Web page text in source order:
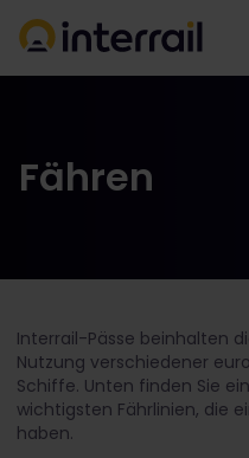
Fähren
Interrail-Pässe beinhalten
Nutzung verschiedener
Schiffe. Unten finden Sie
wichtigsten Fährlinien, die
haben.